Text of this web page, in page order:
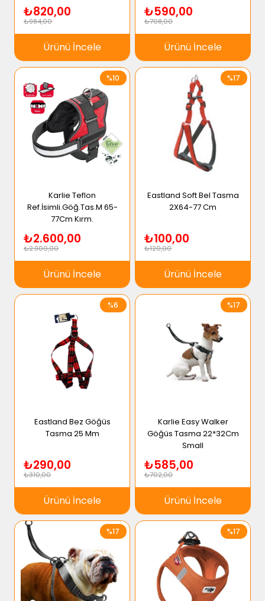
₺820,00
₺984,00
Ürünü İncele
₺590,00
₺708,00
Ürünü İncele
Karlie Teflon
Ref.İsimli.Göğ.Tas.M 65-
77Cm Kırm.
₺2.600,00
₺2.900,00
Ürünü İncele
%10
Eastland Soft Bel Tasma
2X64-77 Cm
₺100,00
₺120,00
Ürünü İncele
%17
Eastland Bez Göğüs
Tasma 25 Mm
₺290,00
₺310,00
Ürünü İncele
%6
Karlie Easy Walker
Göğüs Tasma 22*32Cm
Small
₺585,00
₺702,00
Ürünü İncele
%17
%17 %17